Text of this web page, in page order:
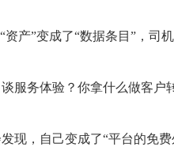
产”变成了“数据条目”，司机
服务体验？你拿什么做客户
现，自己变成了“平台的免费